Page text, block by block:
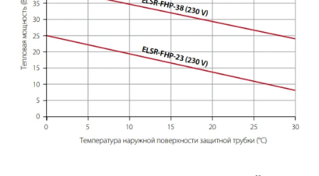
Коллекция
Бренд
Материал Фторполимер
Минимальный радиус изгиба (мм)